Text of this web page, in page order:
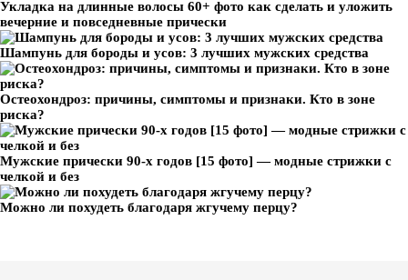
Укладка на длинные волосы 60+ фото как сделать и уложить
вечерние и повседневные прически
Шампунь для бороды и усов: 3 лучших мужских средства
Остеохондроз: причины, симптомы и признаки. Кто в зоне
риска?
Мужские прически 90-х годов [15 фото] — модные стрижки с
челкой и без
Можно ли похудеть благодаря жгучему перцу?